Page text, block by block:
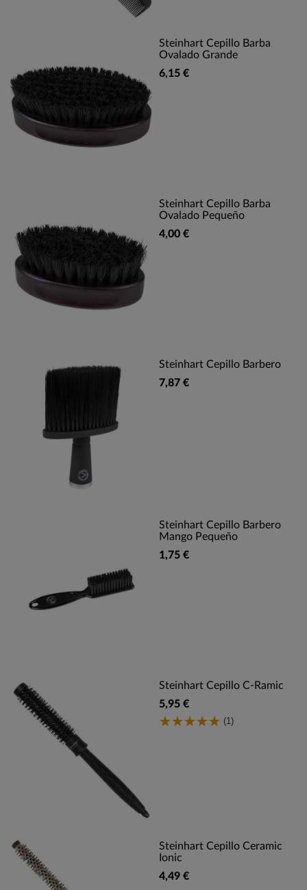
Steinhart Cepillo Barba
Ovalado Grande
6,15 €
Steinhart Cepillo Barba
Ovalado Pequeño
4,00 €
Steinhart Cepillo Barbero
7,87 €
Steinhart Cepillo Barbero
Mango Pequeño
1,75 €
Steinhart Cepillo C-Ramic
5,95 €
(1)
Steinhart Cepillo Ceramic
Ionic
4,49 €